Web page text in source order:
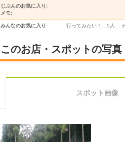
じぶんのお気に入り:
メモ:
みんなのお気に入り: 行ってみたい！… 5人
このお店・スポットの写真
スポット画像